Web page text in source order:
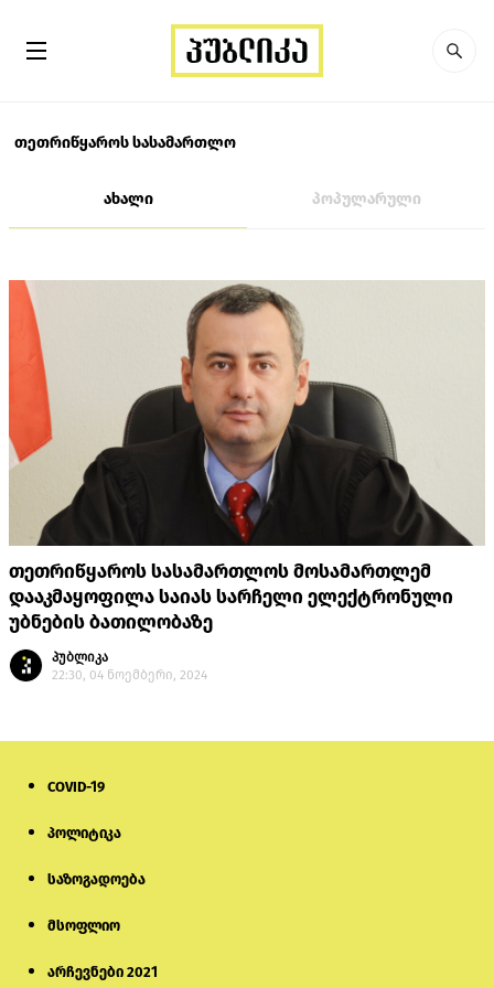
თეთრიწყაროს სასამართლო
ახალი პოპულარული
თეთრიწყაროს სასამართლოს მოსამართლემ
დააკმაყოფილა საიას სარჩელი ელექტრონული
უბნების ბათილობაზე
პუბლიკა
22:30, 04 ნოემბერი, 2024
COVID-19
პოლიტიკა
საზოგადოება
მსოფლიო
არჩევნები 2021